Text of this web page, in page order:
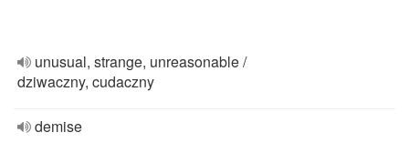
unusual, strange, unreasonable /
dziwaczny, cudaczny
demise